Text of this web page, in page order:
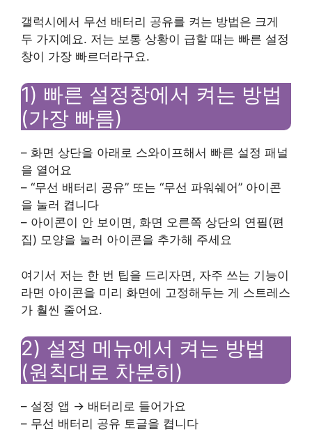
갤럭시에서 무선 배터리 공유를 켜는 방법은 크게
두 가지예요. 저는 보통 상황이 급할 때는 빠른 설정
창이 가장 빠르더라구요.
1) 빠른 설정창에서 켜는 방법
(가장 빠름)
– 화면 상단을 아래로 스와이프해서 빠른 설정 패널
을 열어요
– “무선 배터리 공유” 또는 “무선 파워쉐어” 아이콘
을 눌러 켭니다
– 아이콘이 안 보이면, 화면 오른쪽 상단의 연필(편
집) 모양을 눌러 아이콘을 추가해 주세요
여기서 저는 한 번 팁을 드리자면, 자주 쓰는 기능이
라면 아이콘을 미리 화면에 고정해두는 게 스트레스
가 훨씬 줄어요.
2) 설정 메뉴에서 켜는 방법
(원칙대로 차분히)
– 설정 앱 → 배터리로 들어가요
– 무선 배터리 공유 토글을 켭니다